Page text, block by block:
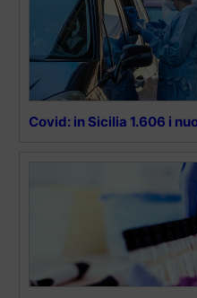
Covid: in Sicilia 1.606 i